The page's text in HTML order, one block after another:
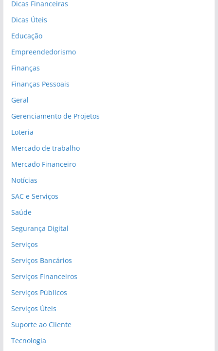
Dicas Financeiras
Dicas Úteis
Educação
Empreendedorismo
Finanças
Finanças Pessoais
Geral
Gerenciamento de Projetos
Loteria
Mercado de trabalho
Mercado Financeiro
Notícias
SAC e Serviços
Saúde
Segurança Digital
Serviços
Serviços Bancários
Serviços Financeiros
Serviços Públicos
Serviços Úteis
Suporte ao Cliente
Tecnologia